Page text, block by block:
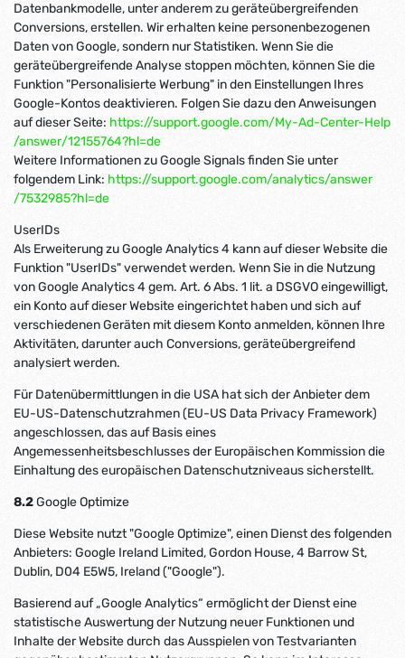
Datenbankmodelle, unter anderem zu geräteübergreifenden
Conversions, erstellen. Wir erhalten keine personenbezogenen
Daten von Google, sondern nur Statistiken. Wenn Sie die
geräteübergreifende Analyse stoppen möchten, können Sie die
Funktion "Personalisierte Werbung" in den Einstellungen Ihres
Google-Kontos deaktivieren. Folgen Sie dazu den Anweisungen
auf dieser Seite: https://support.google.com/My-Ad-Center-Help
/answer/12155764?hl=de
Weitere Informationen zu Google Signals finden Sie unter
folgendem Link: https://support.google.com/analytics/answer
/7532985?hl=de
UserIDs
Als Erweiterung zu Google Analytics 4 kann auf dieser Website die
Funktion "UserIDs" verwendet werden. Wenn Sie in die Nutzung
von Google Analytics 4 gem. Art. 6 Abs. 1 lit. a DSGVO eingewilligt,
ein Konto auf dieser Website eingerichtet haben und sich auf
verschiedenen Geräten mit diesem Konto anmelden, können Ihre
Aktivitäten, darunter auch Conversions, geräteübergreifend
analysiert werden.
Für Datenübermittlungen in die USA hat sich der Anbieter dem
EU-US-Datenschutzrahmen (EU-US Data Privacy Framework)
angeschlossen, das auf Basis eines
Angemessenheitsbeschlusses der Europäischen Kommission die
Einhaltung des europäischen Datenschutzniveaus sicherstellt.
8.2Google Optimize
Diese Website nutzt "Google Optimize", einen Dienst des folgenden
Anbieters: Google Ireland Limited, Gordon House, 4 Barrow St,
Dublin, D04 E5W5, Ireland ("Google").
Basierend auf „Google Analytics“ ermöglicht der Dienst eine
statistische Auswertung der Nutzung neuer Funktionen und
Inhalte der Website durch das Ausspielen von Testvarianten